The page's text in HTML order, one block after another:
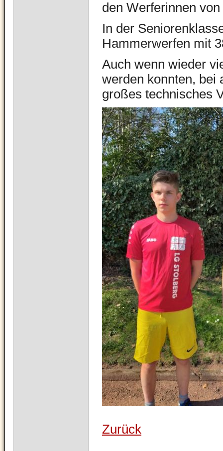
den Werferinnen
In der
Hammerwerfen mit
Auch wenn wieder
werden konnten, bei
großes technisches
Zurück